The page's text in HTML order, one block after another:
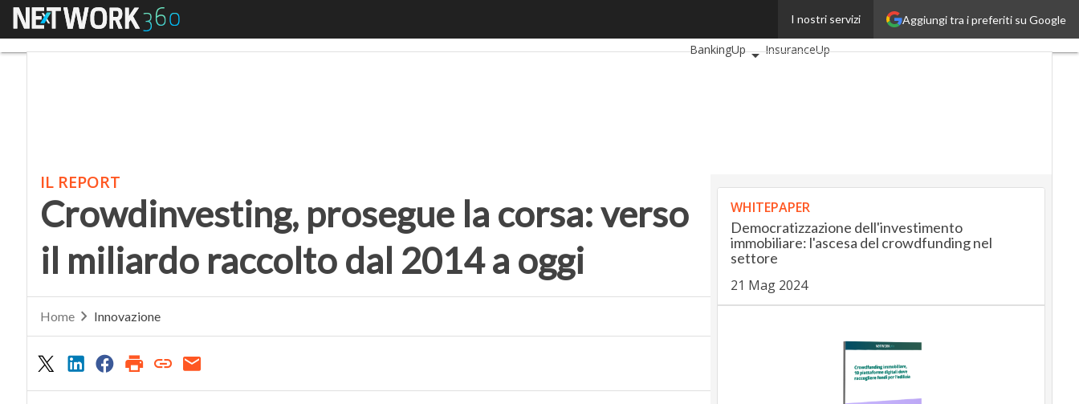
Aggiungi tra i preferiti su Google
I nostri servizi
Menu
AutomotiveUp
BankingUp
InsuranceUp
IL REPORT
Crowdinvesting, prosegue la corsa: verso
il miliardo raccolto dal 2014 a oggi
Home Innovazione
WHITEPAPER
Democratizzazione dell'investimento
immobiliare: l'ascesa del crowdfunding nel
settore
21 Mag 2024